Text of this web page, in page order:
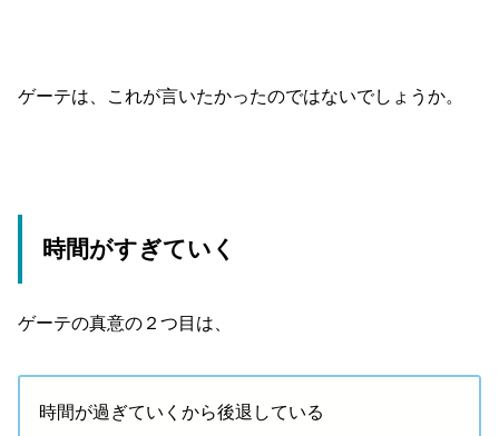
ゲーテは、これが言いたかったのではないでしょうか。
時間がすぎていく
ゲーテの真意の２つ目は、
時間が過ぎていくから後退している